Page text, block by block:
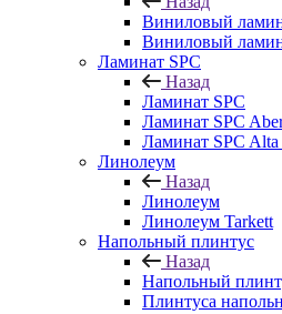
Виниловый
Виниловый
Ламинат SPC
Назад
Ламинат SPC
Ламинат SPC
Ламинат SPC Alta
Линолеум
Назад
Линолеум
Линолеум Tarkett
Напольный плинтус
Назад
Напольный
Плинтуса